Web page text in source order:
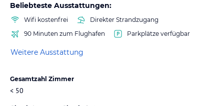
Beliebteste Ausstattungen:
Wifi kostenfrei
Direkter Strandzugang
90 Minuten zum Flughafen
Parkplätze verfügbar
Weitere Ausstattung
Gesamtzahl Zimmer
< 50